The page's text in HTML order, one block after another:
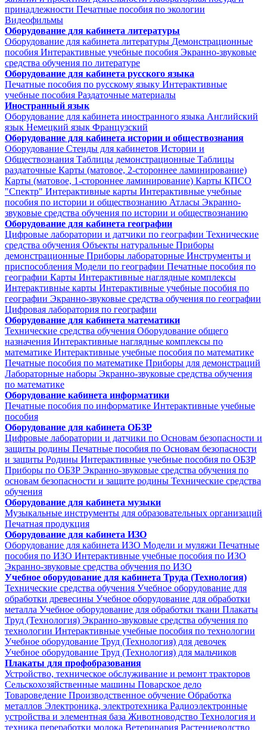
принадлежности Печатные пособия по экологии
Видеофильмы
Оборудование для кабинета литературы
Оборудование для кабинета литературы Демонстрационные
пособия Интерактивные учебные пособия Экранно-звуковые
средства обучения по литературе
Оборудование для кабинета русского языка
Печатные пособия по русскому языку Интерактивные
учебные пособия Раздаточные материалы
Иностранный язык
Оборудование для кабинета иностранного языка Английский
язык Немецкий язык Французский
Оборудование для кабинета истории и обществознания
Оборудование Стенды для кабинетов Истории и
Обществознания Таблицы демонстрационные Таблицы
раздаточные Карты (матовое, 2-стороннее ламинирование)
Карты (матовое, 1-стороннее ламинирование) Карты КПСО
"Спектр" Интерактивные карты Интерактивные учебные
пособия по истории и обществознанию Атласы Экранно-
звуковые средства обучения по истории и обществознанию
Оборудование для кабинета географии
Цифровые лаборатории и датчики по географии Технические
средства обучения Объекты натуральные Приборы
демонстрационные Приборы лабораторные Инструменты и
приспособления Модели по географии Печатные пособия по
географии Карты Интерактивные наглядные комплексы
Интерактивные карты Интерактивные учебные пособия по
географии Экранно-звуковые средства обучения по географии
Цифровая лаборатория по географии
Оборудование для кабинета математики
Технические средства обучения Оборудование общего
назначения Интерактивные наглядные комплексы по
математике Интерактивные учебные пособия по математике
Печатные пособия по математике Приборы для демонстраций
Лабораторные наборы Экранно-звуковые средства обучения
по математике
Оборудование кабинета информатики
Печатные пособия по информатике Интерактивные учебные
пособия
Оборудование для кабинета ОБЗР
Цифровые лаборатории и датчики по Основам безопасности и
защиты родины Печатные пособия по Основам безопасности
и защиты Родины Интерактивные учебные пособия по ОБЗР
Приборы по ОБЗР Экранно-звуковые средства обучения по
основам безопасности и защите родины Технические средства
обучения
Оборудование для кабинета музыки
Музыкальные инструменты для образовательных организаций
Печатная продукция
Оборудование для кабинета ИЗО
Оборудование для кабинета ИЗО Модели и муляжи Печатные
пособия по ИЗО Интерактивные учебные пособия по ИЗО
Экранно-звуковые средства обучения по ИЗО
Учебное оборудование для кабинета Труда (Технология)
Технические средства обучения Учебное оборудование для
обработки древесины Учебное оборудование для обработки
металла Учебное оборудование для обработки ткани Плакаты
Труд (Технология) Экранно-звуковые средства обучения по
технологии Интерактивные учебные пособия по технологии
Учебное оборудование Труд (Технология) для девочек
Учебное оборудование Труд (Технология) для мальчиков
Плакаты для профобразования
Устройство, техническое обслуживание и ремонт тракторов
Сельскохозяйственные машины Поварское дело
Товароведение Производственное обучение Обработка
металлов Электроника, электротехника Радиоэлектронные
устройства и элементная база Животноводство Технология и
техника переработки молока Ветеринария Растениеводство